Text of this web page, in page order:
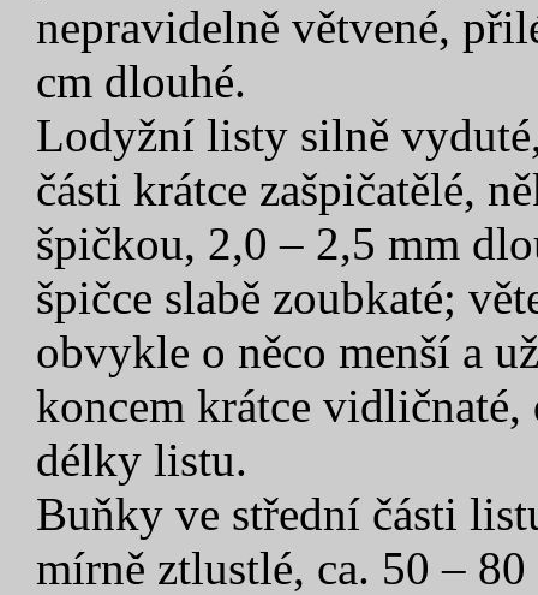
nepravidelně větvené,
cm dlouhé.
Lodyžní listy silně
části krátce zašpičatělé,
špičkou, 2,0 – 2,5 mm
špičce slabě zoubkaté;
obvykle o něco menší a
koncem krátce
délky listu.
Buňky ve střední části
mírně ztlustlé, ca. 50 –